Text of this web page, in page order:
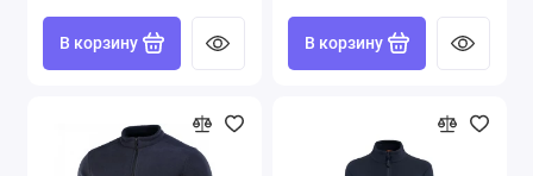
В корзину В корзину